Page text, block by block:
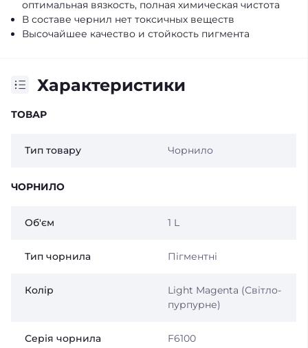
оптимальная вязкость, полная химическая чистота
В составе чернил нет токсичных веществ
Высочайшее качество и стойкость пигмента
Характеристики
ТОВАР
Тип товару Чорнило
ЧОРНИЛО
Об'єм 1 L
Тип чорнила Пігментні
Колір
Light Magenta (Світло-
пурпурне)
Серія чорнила F6100